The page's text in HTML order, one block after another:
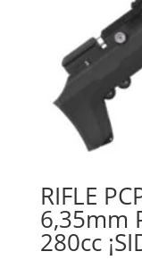
RIFLE
6,35mm
280cc